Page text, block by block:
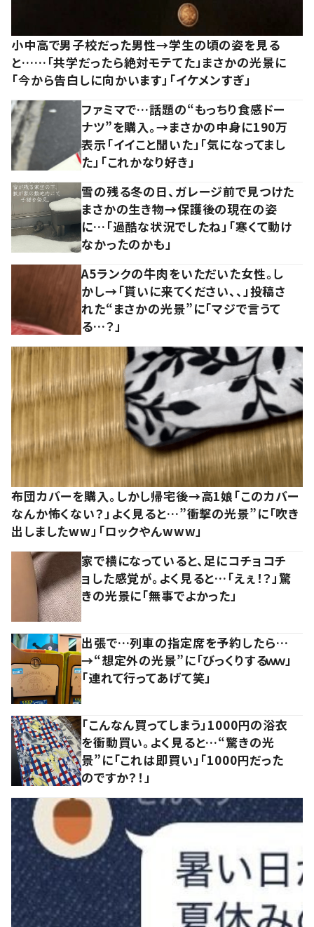
小中高で男子校だった男性→学生の頃の姿を見る
と……「共学だったら絶対モテてた」まさかの光景に
「今から告白しに向かいます」「イケメンすぎ」
ファミマで…話題の“もっちり食感ドー
ナツ”を購入。→まさかの中身に190万
表示「イイこと聞いた」「気になってまし
た」「これかなり好き」
雪の残る冬の日、ガレージ前で見つけた
まさかの生き物→保護後の現在の姿
に…「過酷な状況でしたね」「寒くて動け
なかったのかも」
A5ランクの牛肉をいただいた女性。し
かし→「貰いに来てください、、」投稿さ
れた“まさかの光景”に「マジで言うて
る…？」
布団カバーを購入。しかし帰宅後→高1娘「このカバー
なんか怖くない？」よく見ると…”衝撃の光景”に「吹き
出しましたww」「ロックやんwww」
家で横になっていると、足にコチョコチ
ョした感覚が。よく見ると…「えぇ！？」驚
きの光景に「無事でよかった」
出張で…列車の指定席を予約したら…
→“想定外の光景”に「びっくりするｗｗ」
「連れて行ってあげて笑」
「こんなん買ってしまう」1000円の浴衣
を衝動買い。よく見ると…“驚きの光
景”に「これは即買い」「1000円だった
のですか？！」